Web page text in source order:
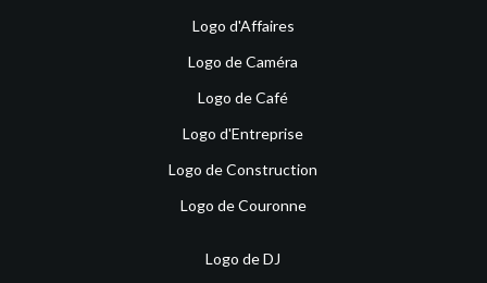
Logo d'Affaires
Logo de Caméra
Logo de Café
Logo d'Entreprise
Logo de Construction
Logo de Couronne
Logo de DJ